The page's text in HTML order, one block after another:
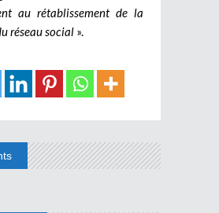
au rétablissement de la
réseau social ».